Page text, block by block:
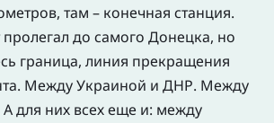
там – конечная станция.
до самого Донецка, но
граница, линия прекращения
Между Украиной и ДНР. Между
для них всех еще и: между